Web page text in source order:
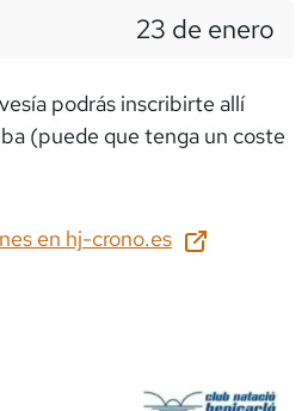
23 de enero
podrás inscribirte allí
(puede que tenga un coste
en hj-crono.es